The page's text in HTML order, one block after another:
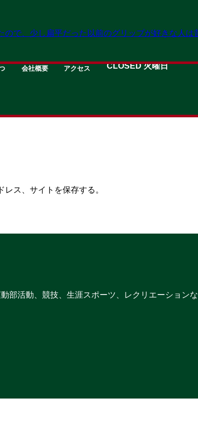
会社概要 アクセス
CLOSED 火曜日
で、少し扁平だった以前のグリップが好きな人
ス、サイトを保存する。
部活動、競技、生涯スポーツ、レクリエーション